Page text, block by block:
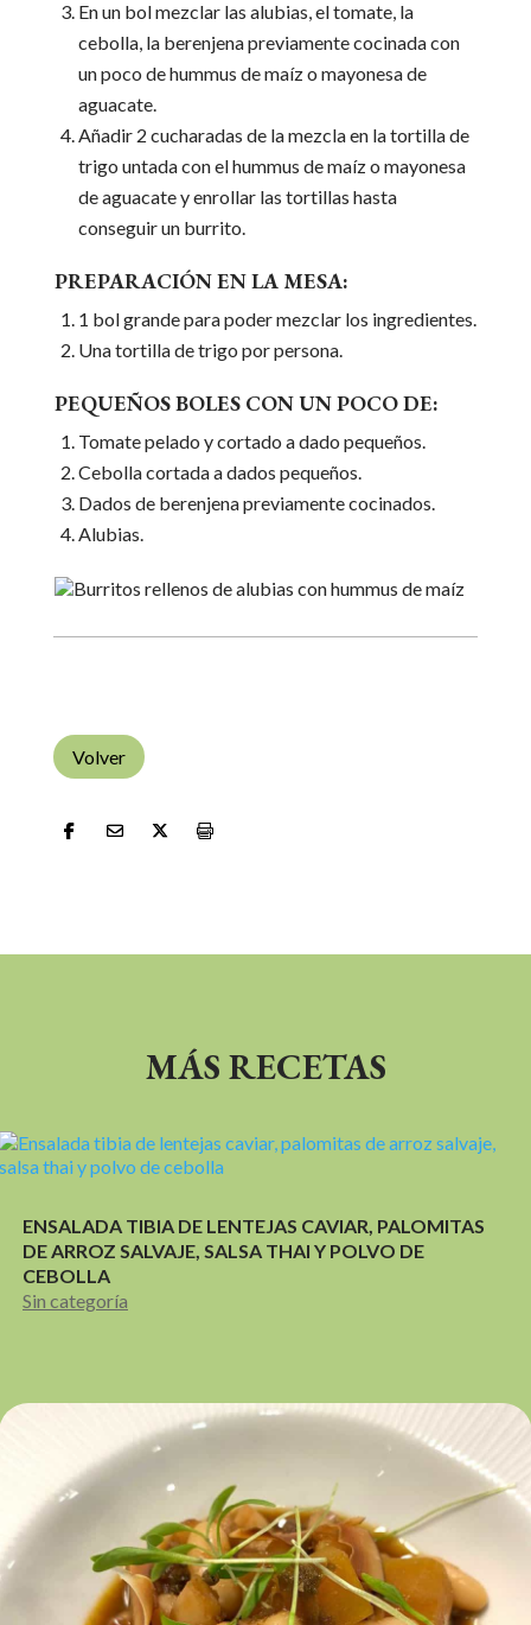
En un bol mezclar las alubias, el tomate, la
cebolla, la berenjena previamente cocinada con
un poco de hummus de maíz o mayonesa de
aguacate.
Añadir 2 cucharadas de la mezcla en la tortilla de
trigo untada con el hummus de maíz o mayonesa
de aguacate y enrollar las tortillas hasta
conseguir un burrito.
PREPARACIÓN EN LA MESA:
1 bol grande para poder mezclar los ingredientes.
Una tortilla de trigo por persona.
PEQUEÑOS BOLES CON UN POCO DE:
Tomate pelado y cortado a dado pequeños.
Cebolla cortada a dados pequeños.
Dados de berenjena previamente cocinados.
Alubias.
Volver
MÁS RECETAS
ENSALADA TIBIA DE LENTEJAS CAVIAR, PALOMITAS
DE ARROZ SALVAJE, SALSA THAI Y POLVO DE
CEBOLLA
Sin categoría